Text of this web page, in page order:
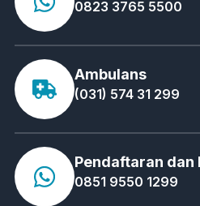
0823 3765 5500
Ambulans
(031) 574 31 299
Pendaftaran dan
0851 9550 1299